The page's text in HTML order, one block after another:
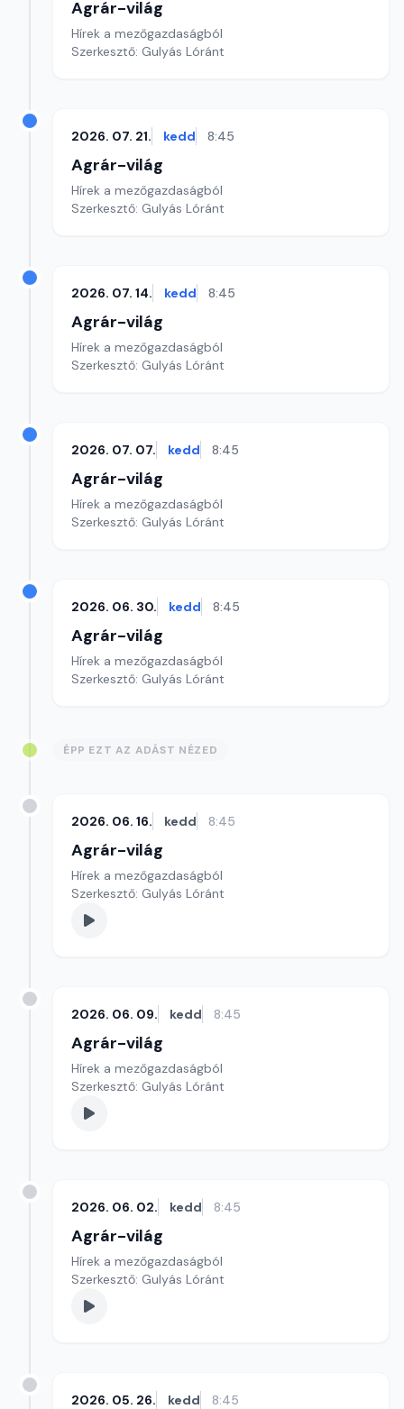
Agrár-világ
Hírek a mezőgazdaságból
Szerkesztő: Gulyás Lóránt
2026. 07. 21. kedd 8:45
Agrár-világ
Hírek a mezőgazdaságból
Szerkesztő: Gulyás Lóránt
2026. 07. 14. kedd 8:45
Agrár-világ
Hírek a mezőgazdaságból
Szerkesztő: Gulyás Lóránt
2026. 07. 07. kedd 8:45
Agrár-világ
Hírek a mezőgazdaságból
Szerkesztő: Gulyás Lóránt
2026. 06. 30. kedd 8:45
Agrár-világ
Hírek a mezőgazdaságból
Szerkesztő: Gulyás Lóránt
ÉPP EZT AZ ADÁST NÉZED
2026. 06. 16. kedd 8:45
Agrár-világ
Hírek a mezőgazdaságból
Szerkesztő: Gulyás Lóránt
2026. 06. 09. kedd 8:45
Agrár-világ
Hírek a mezőgazdaságból
Szerkesztő: Gulyás Lóránt
2026. 06. 02. kedd 8:45
Agrár-világ
Hírek a mezőgazdaságból
Szerkesztő: Gulyás Lóránt
2026. 05. 26. kedd 8:45